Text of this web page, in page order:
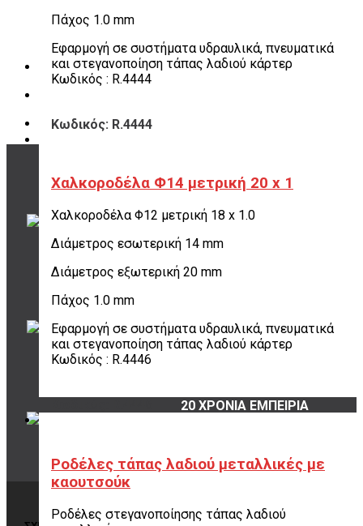
Πάχος 1.0 mm
Εφαρμογή σε συστήματα υδραυλικά, πνευματικά
και στεγανοποίηση τάπας λαδιού κάρτερ
Κωδικός : R.4444
Κωδικός: R.4444
Χαλκοροδέλα Φ14 μετρική 20 x 1
Χαλκοροδέλα Φ12 μετρική 18 x 1.0
Διάμετρος εσωτερική 14 mm
Διάμετρος εξωτερική 20 mm
Πάχος 1.0 mm
Εφαρμογή σε συστήματα υδραυλικά, πνευματικά
και στεγανοποίηση τάπας λαδιού κάρτερ
Κωδικός : R.4446
Ροδέλες τάπας λαδιού μεταλλικές με
καουτσούκ
Ροδέλες στεγανοποίησης τάπας λαδιού
ΤΡΟΠΟΙ ΠΛΗΡΩΜΗΣ
όλες οι επιλογές
για να διαλέξεις
ποια σου ταιριάζει
Σουρή 20,
Περιστέρι, 12131
20 ΧΡΟΝΙΑ ΕΜΠΕΙΡΙΑ